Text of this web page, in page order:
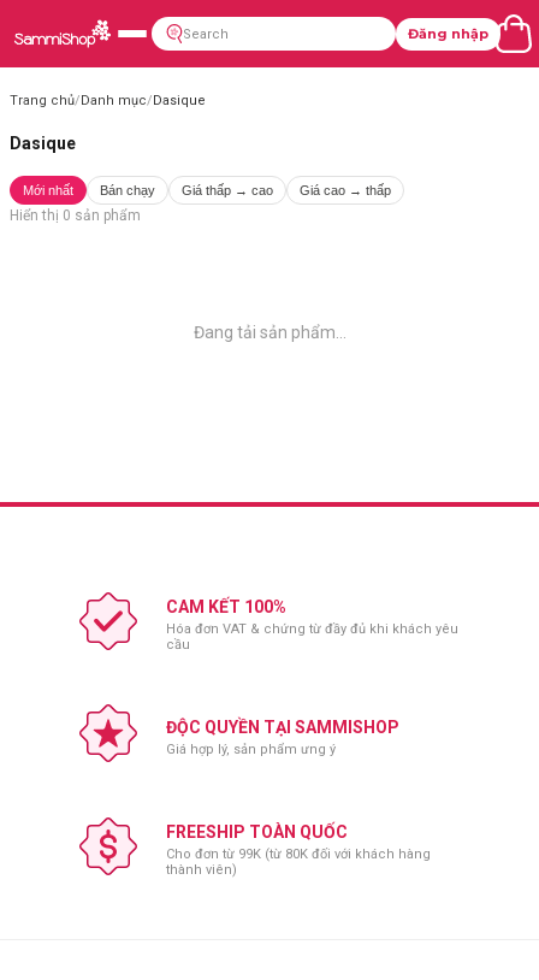
Đăng nhập
Trang chủ/Danh mục/Dasique
Dasique
Mới nhất Bán chạy Giá thấp → cao Giá cao → thấp
Hiển thị 0 sản phẩm
Đang tải sản phẩm...
CAM KẾT 100%
Hóa đơn VAT & chứng từ đầy đủ khi khách yêu
cầu
ĐỘC QUYỀN TẠI SAMMISHOP
Giá hợp lý, sản phẩm ưng ý
FREESHIP TOÀN QUỐC
Cho đơn từ 99K (từ 80K đối với khách hàng
thành viên)